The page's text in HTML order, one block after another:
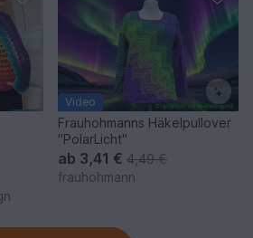
Video
Frauhohmanns Häkelpullover
"PolarLicht"
ab 3,41 € 4,49 €
frauhohmann